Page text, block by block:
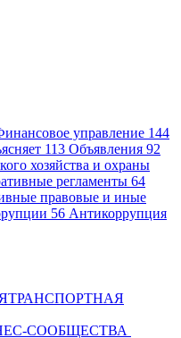
управление 144
113 Объявления 92
хозяйства и охраны
регламенты 64
правовые и иные
56 Антикоррупция
СООБЩЕСТВА